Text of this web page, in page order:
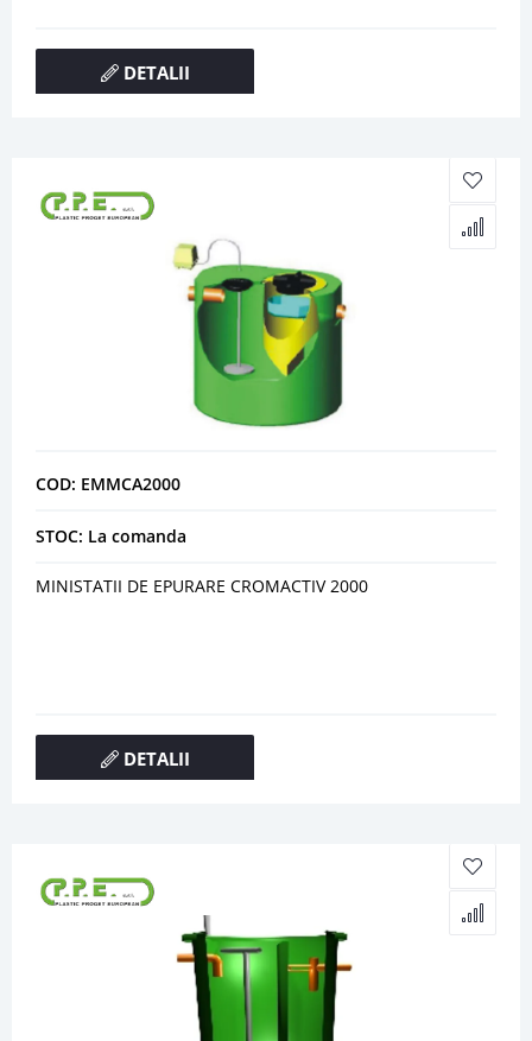
DETALII
COD: EMMCA2000
STOC: La comanda
MINISTATII DE EPURARE CROMACTIV 2000
DETALII